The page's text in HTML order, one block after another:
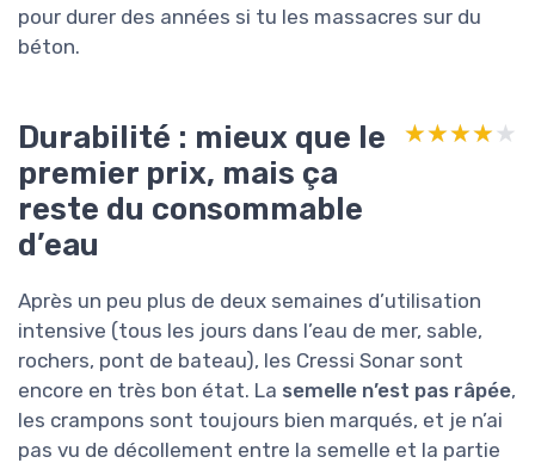
pour durer des années si tu les massacres sur du
béton.
Durabilité : mieux que le
premier prix, mais ça
reste du consommable
d’eau
★★★★★
★★★★★
Après un peu plus de deux semaines d’utilisation
intensive (tous les jours dans l’eau de mer, sable,
rochers, pont de bateau), les Cressi Sonar sont
encore en très bon état. La semelle n’est pas râpée,
les crampons sont toujours bien marqués, et je n’ai
pas vu de décollement entre la semelle et la partie